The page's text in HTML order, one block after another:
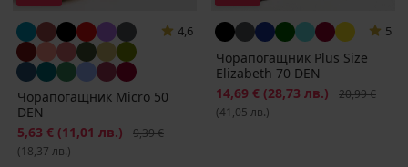
4,6
Чорапогащник Micro 50
DEN
Намаление
5,63 € (11,01 лв.) Първоначална цена
9,39 €
(18,37 лв.)
5
Чорапогащник Plus Size
Elizabeth 70 DEN
Намаление
14,69 € (28,73 лв.)
20,99 €
(41,05 лв.)